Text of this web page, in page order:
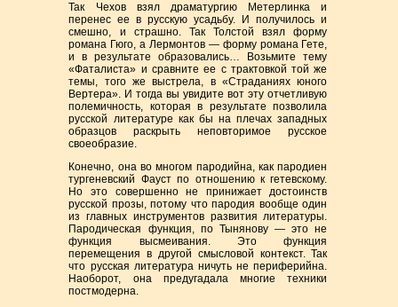
Так Чехов взял драматургию Метерлинка и
перенес ее в русскую усадьбу. И получилось и
смешно, и страшно. Так Толстой взял форму
романа Гюго, а Лермонтов — форму романа Гете,
и в результате образовались… Возьмите тему
«Фаталиста» и сравните ее с трактовкой той же
темы, того же выстрела, в «Страданиях юного
Вертера». И тогда вы увидите вот эту отчетливую
полемичность, которая в результате позволила
русской литературе как бы на плечах западных
образцов раскрыть неповторимое русское
своеобразие.
Конечно, она во многом пародийна, как пародиен
тургеневский Фауст по отношению к гетевскому.
Но это совершенно не принижает достоинств
русской прозы, потому что пародия вообще один
из главных инструментов развития литературы.
Пародическая функция, по Тынянову — это не
функция высмеивания. Это функция
перемещения в другой смысловой контекст. Так
что русская литература ничуть не периферийна.
Наоборот, она предугадала многие техники
постмодерна.